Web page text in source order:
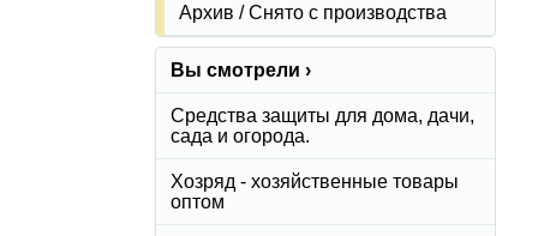
Архив / Снято с производства
Вы смотрели ›
Средства защиты для дома, дачи,
сада и огорода.
Хозряд - хозяйственные товары
оптом